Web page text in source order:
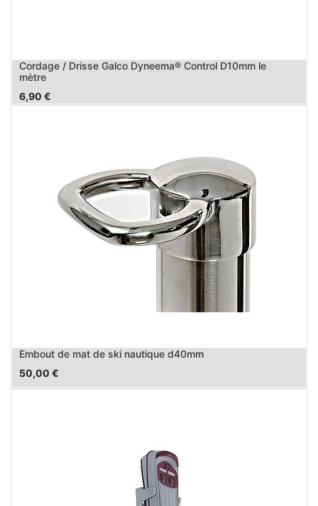
Cordage / Drisse Galco Dyneema® Control D10mm le
mètre
6,90 €
Embout de mat de ski nautique d40mm
50,00 €